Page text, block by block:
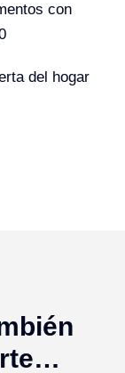
con
del hogar